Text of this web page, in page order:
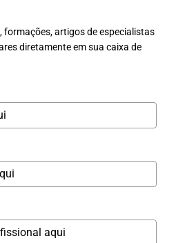
formações, artigos de especialistas
diretamente em sua caixa de